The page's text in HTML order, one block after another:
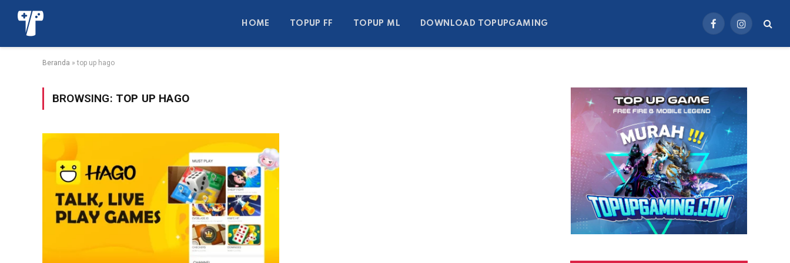
HOME TOPUP FF TOPUP ML DOWNLOAD TOPUPGAMING
FacebookInstagram
Beranda »top up hago
BROWSING: TOP UP HAGO